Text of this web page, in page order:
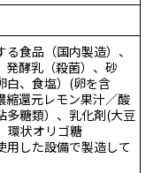
食品（国内製造）、
発酵乳（殺菌）、砂
白、食塩）(卵を含
縮還元レモン果汁／酸
多糖類）、乳化剤(大豆
環状オリゴ糖
した設備で製造して